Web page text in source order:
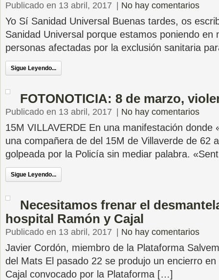
Publicado en 13 abril, 2017 No hay comentarios
Yo Sí Sanidad Universal Buenas tardes, os
Sanidad Universal porque estamos poniendo en
personas afectadas por la exclusión sanitaria
Sigue Leyendo...
FOTONOTICIA: 8 de marzo,
Publicado en 13 abril, 2017 No hay comentarios
15M VILLAVERDE En una manifestación donde
una compañera de del 15M de Villaverde de 62
golpeada por la Policía sin mediar palabra.
Sigue Leyendo...
Necesitamos frenar el
hospital Ramón y Cajal
Publicado en 13 abril, 2017 No hay comentarios
Javier Cordón, miembro de la Plataforma
del Mats El pasado 22 se produjo un encierro
Cajal convocado por la Plataforma […]